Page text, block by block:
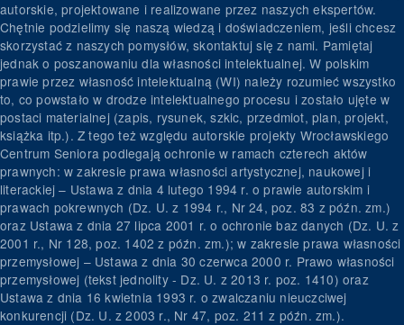
autorskie, projektowane i realizowane przez naszych ekspertów.
Chętnie podzielimy się naszą wiedzą i doświadczeniem, jeśli chcesz
skorzystać z naszych pomysłów, skontaktuj się z nami. Pamiętaj
jednak o poszanowaniu dla własności intelektualnej. W polskim
prawie przez własność intelektualną (WI) należy rozumieć wszystko
to, co powstało w drodze intelektualnego procesu i zostało ujęte w
postaci materialnej (zapis, rysunek, szkic, przedmiot, plan, projekt,
książka itp.). Z tego też względu autorskie projekty Wrocławskiego
Centrum Seniora podlegają ochronie w ramach czterech aktów
prawnych: w zakresie prawa własności artystycznej, naukowej i
literackiej – Ustawa z dnia 4 lutego 1994 r. o prawie autorskim i
prawach pokrewnych (Dz. U. z 1994 r., Nr 24, poz. 83 z późn. zm.)
oraz Ustawa z dnia 27 lipca 2001 r. o ochronie baz danych (Dz. U. z
2001 r., Nr 128, poz. 1402 z późn. zm.); w zakresie prawa własności
przemysłowej – Ustawa z dnia 30 czerwca 2000 r. Prawo własności
przemysłowej (tekst jednolity - Dz. U. z 2013 r. poz. 1410) oraz
Ustawa z dnia 16 kwietnia 1993 r. o zwalczaniu nieuczciwej
konkurencji (Dz. U. z 2003 r., Nr 47, poz. 211 z późn. zm.).